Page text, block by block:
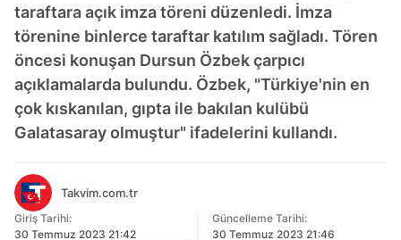
taraftara açık imza töreni düzenledi. İmza
törenine binlerce taraftar katılım sağladı. Tören
öncesi konuşan Dursun Özbek çarpıcı
açıklamalarda bulundu. Özbek, "Türkiye'nin en
çok kıskanılan, gıpta ile bakılan kulübü
Galatasaray olmuştur" ifadelerini kullandı.
Takvim.com.tr
Giriş Tarihi:
30 Temmuz 2023 21:42
Güncelleme Tarihi:
30 Temmuz 2023 21:46